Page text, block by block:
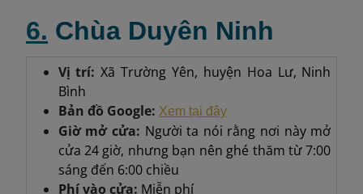
6. Chùa Duyên Ninh
Vị trí:Xã Trường Yên, huyện Hoa Lư, Ninh
Bình
Bản đồ Google: Xem tại đây
Giờ mở cửa: Người ta nói rằng nơi này mở
cửa 24 giờ, nhưng bạn nên ghé thăm từ 7:00
sáng đến 6:00 chiều
Phí vào cửa: Miễn phí